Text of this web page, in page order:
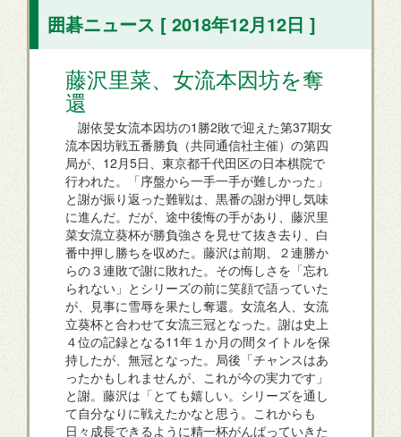
囲碁ニュース [ 2018年12月12日 ]
藤沢里菜、女流本因坊を奪
還
謝依旻女流本因坊の1勝2敗で迎えた第37期女
流本因坊戦五番勝負（共同通信社主催）の第四
局が、12月5日、東京都千代田区の日本棋院で
行われた。「序盤から一手一手が難しかった」
と謝が振り返った難戦は、黒番の謝が押し気味
に進んだ。だが、途中後悔の手があり、藤沢里
菜女流立葵杯が勝負強さを見せて抜き去り、白
番中押し勝ちを収めた。藤沢は前期、２連勝か
らの３連敗で謝に敗れた。その悔しさを「忘れ
られない」とシリーズの前に笑顔で語っていた
が、見事に雪辱を果たし奪還。女流名人、女流
立葵杯と合わせて女流三冠となった。謝は史上
４位の記録となる11年１か月の間タイトルを保
持したが、無冠となった。局後「チャンスはあ
ったかもしれませんが、これが今の実力です」
と謝。藤沢は「とても嬉しい。シリーズを通し
て自分なりに戦えたかなと思う。これからも
日々成長できるように精一杯がんばっていきた